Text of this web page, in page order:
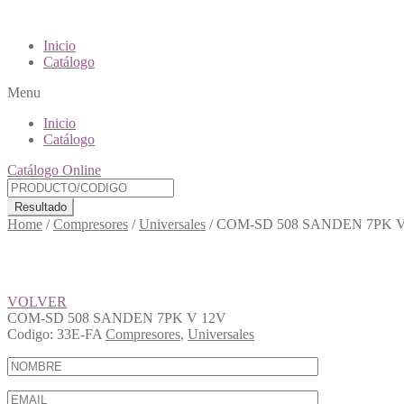
Inicio
Catálogo
Menu
Inicio
Catálogo
Catálogo Online
Resultado
Home /Compresores /Universales /COM-SD 508 SANDEN 7PK
VOLVER
COM-SD 508 SANDEN 7PK V 12V
Codigo: 33E-FA Compresores, Universales